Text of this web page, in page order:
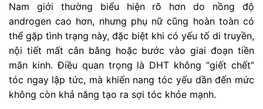
Nam giới thường biểu hiện rõ hơn do nồng độ
androgen cao hơn, nhưng phụ nữ cũng hoàn toàn có
thể gặp tình trạng này, đặc biệt khi có yếu tố di truyền,
nội tiết mất cân bằng hoặc bước vào giai đoạn tiền
mãn kinh. Điều quan trọng là DHT không “giết chết”
tóc ngay lập tức, mà khiến nang tóc yếu dần đến mức
không còn khả năng tạo ra sợi tóc khỏe mạnh.